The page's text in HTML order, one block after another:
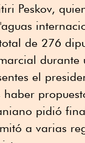
Peskov,
de 276
durante
el
haber
pidió
a varias